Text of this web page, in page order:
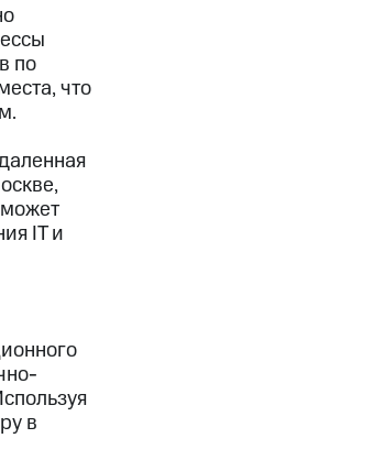
по
что
IT и
в